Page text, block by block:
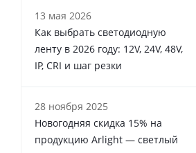
13 мая 2026
Как выбрать светодиодную
ленту в 2026 году: 12V, 24V, 48V,
IP, CRI и шаг резки
28 ноября 2025
Новогодняя скидка 15% на
продукцию Arlight — светлый